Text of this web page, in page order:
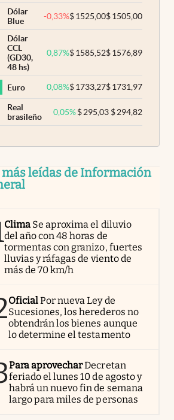
Dólar
Blue
-0,33%$1525,00$1505,00
Dólar
CCL
(GD30,
48 hs)
0,87%$1585,52$1576,89
Euro 0,08%$1733,27$1731,97
Real
brasileño
0,05% $295,03 $294,82
más leídas de Información
Clima Se aproxima el diluvio
del año con 48 horas de
tormentas con granizo, fuertes
lluvias y ráfagas de viento de
más de 70 km/h
OficialPor nueva Ley de
Sucesiones, los herederos no
obtendrán los bienes aunque
lo determine el testamento
Para aprovecharDecretan
feriado el lunes 10 de agosto y
habrá un nuevo fin de semana
largo para miles de personas